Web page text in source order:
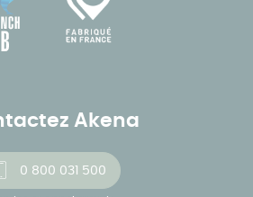
Akena
0 800 031 500